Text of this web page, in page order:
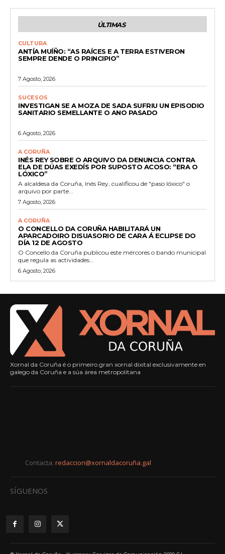
ÚLTIMAS
CULTURA
ANTÍA MUÍÑO: “AS RAÍCES E A TERRA ESTIVERON
SEMPRE DENDE O PRINCIPIO”
7 Agosto, 2026
SUCESOS
INVESTIGAN SE A MOZA DE SADA SUFRIU UN EPISODIO
SANITARIO SEMELLANTE O ANO PASADO
6 Agosto, 2026
A CORUÑA
INÉS REY SOBRE O ARQUIVO DA DENUNCIA CONTRA
ELA DE DÚAS EXEDÍS POR SUPOSTO ACOSO: “ERA O
LÓXICO”
A alcaldesa da Coruña, Inés Rey, cualificou de "paso lóxico" o
arquivo por parte...
7 Agosto, 2026
A CORUÑA
O CONCELLO DA CORUÑA HABILITARÁ UN
APARCADOIRO DISUASORIO DE CARA Á ECLIPSE DO
DÍA 12 DE AGOSTO
O Concello da Coruña publicou este mércores o bando municipal
que regula as actividades...
6 Agosto, 2026
Xornal da Coruña é o primeiro gran xornal dixital exclusivamente en
galego da Coruña e a súa área metropolitana
Contacta: redaccion@xornaldacoruña.gal
SÍGUENOS